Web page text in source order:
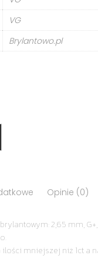
VG
Brylantowo.pl
Opinie (0)
2,65 mm, G+,
mniejszej niż 1ct a